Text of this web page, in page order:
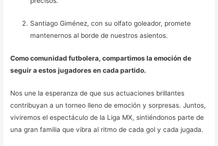
Santiago Giménez, con su olfato goleador, promete
mantenernos al borde de nuestros asientos.
Como comunidad futbolera, compartimos la emoción de
seguir a estos jugadores en cada partido.
Nos une la esperanza de que sus actuaciones brillantes
contribuyan a un torneo lleno de emoción y sorpresas. Juntos,
viviremos el espectáculo de la Liga MX, sintiéndonos parte de
una gran familia que vibra al ritmo de cada gol y cada jugada.